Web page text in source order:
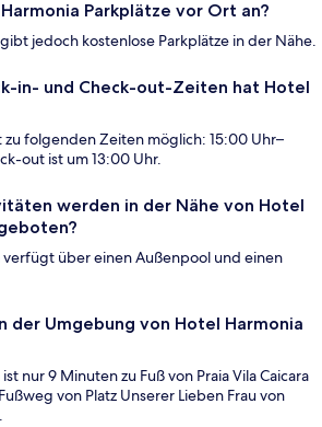
Parkplätze vor Ort an?
jedoch kostenlose Parkplätze in der Nähe.
in- und Check-out-Zeiten hat Hotel
zu folgenden Zeiten möglich: 15:00 Uhr–
out ist um 13:00 Uhr.
werden in der Nähe von Hotel
verfügt über einen Außenpool und einen
der Umgebung von Hotel Harmonia
nur 9 Minuten zu Fuß von Praia Vila Caicara
von Platz Unserer Lieben Frau von